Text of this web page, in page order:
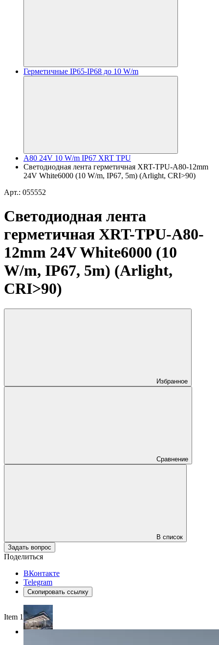
Герметичные IP65-IP68 до 10 W/m
A80 24V 10 W/m IP67 XRT TPU
Светодиодная лента герметичная XRT-TPU-A80-12mm
24V White6000 (10 W/m, IP67, 5m) (Arlight, CRI>90)
Арт.: 055552
Светодиодная лента
герметичная XRT-TPU-A80-
12mm 24V White6000 (10
W/m, IP67, 5m) (Arlight,
CRI>90)
Избранное
Сравнение
В список
Задать вопрос
Поделиться
ВКонтакте
Telegram
Скопировать ссылку
Item 1 of 3